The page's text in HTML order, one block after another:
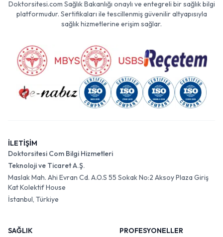
Doktorsitesi.com Sağlık Bakanlığı onaylı ve entegreli bir sağlık bilgi
platformudur. Sertifikaları ile tescillenmiş güvenilir altyapısıyla
sağlık hizmetlerine erişim sağlar.
İLETİŞİM
Doktorsitesi Com Bilgi Hizmetleri
Teknoloji ve Ticaret A.Ş.
Maslak Mah. Ahi Evran Cd. A.O.S 55 Sokak No:2 Aksoy Plaza Giriş
Kat Kolektif House
İstanbul, Türkiye
SAĞLIK
PROFESYONELLER